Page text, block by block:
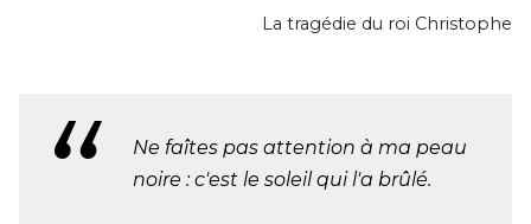
La tragédie du roi Christophe
Ne faîtes pas attention à ma peau
noire : c'est le soleil qui l'a brûlé.